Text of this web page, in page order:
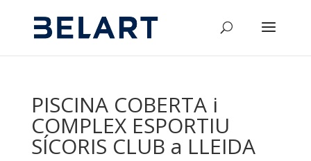
PISCINA COBERTA i
COMPLEX ESPORTIU
SÍCORIS CLUB a LLEIDA